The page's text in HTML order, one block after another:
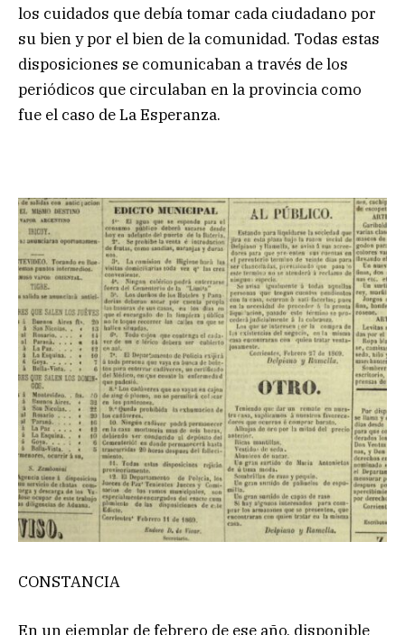
los cuidados que debía tomar cada ciudadano por
su bien y por el bien de la comunidad. Todas estas
disposiciones se comunicaban a través de los
periódicos que circulaban en la provincia como
fue el caso de La Esperanza.
CONSTANCIA
En un ejemplar de febrero de ese año, disponible